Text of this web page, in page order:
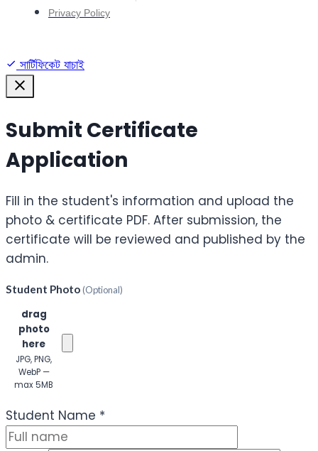
Privacy Policy
সার্টিফিকেট যাচাই
Submit Certificate
Application
Fill in the student's information and upload the
photo & certificate PDF. After submission, the
certificate will be reviewed and published by the
admin.
Student Photo(Optional)
drag
photo
here
JPG, PNG,
WebP —
max 5MB
Student Name *